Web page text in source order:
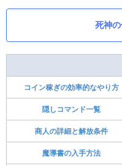
死神
コイン稼ぎの効率的なやり方
隠しコマンド一覧
商人の詳細と解放条件
魔導書の入手方法